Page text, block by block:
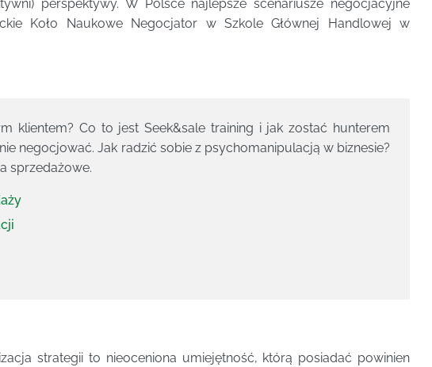
perspektywy. W Polsce najlepsze scenariusze negocjacyjne
Koło Naukowe Negocjator w Szkole Głównej Handlowej w
klientem? Co to jest Seek&sale training i jak zostać hunterem
negocjować. Jak radzić sobie z psychomanipulacją w biznesie?
sprzedażowe.
strategii to nieoceniona umiejętność, którą posiadać powinien